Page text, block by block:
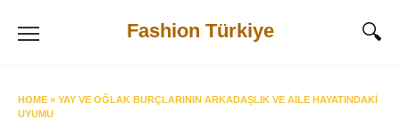
Fashion Türkiye
HOME » YAY VE OĞLAK BURÇLARININ ARKADAŞLIK VE AILE HAYATINDAKI
UYUMU